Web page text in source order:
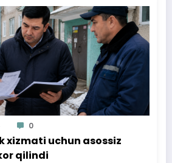
0
xizmati uchun asossiz
qilindi